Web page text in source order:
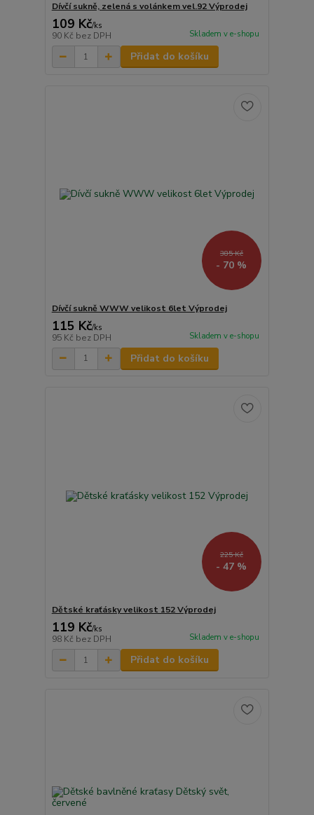
Dívčí sukně, zelená s volánkem vel.92 Výprodej
109 Kč/ks
90 Kč bez DPH Skladem v e-shopu
Přidat do košíku
385 Kč
- 70 %
Dívčí sukně WWW velikost 6let Výprodej
115 Kč/ks
95 Kč bez DPH Skladem v e-shopu
Přidat do košíku
225 Kč
- 47 %
Dětské kraťásky velikost 152 Výprodej
119 Kč/ks
98 Kč bez DPH Skladem v e-shopu
Přidat do košíku